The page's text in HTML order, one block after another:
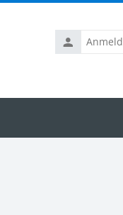
Anmeldename